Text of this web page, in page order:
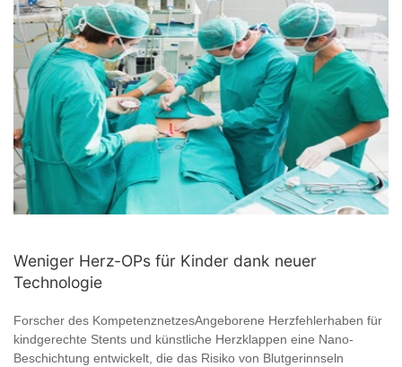
Weniger Herz-OPs für Kinder dank neuer
Technologie
Forscher des KompetenznetzesAngeborene Herzfehlerhaben für
kindgerechte Stents und künstliche Herzklappen eine Nano-
Beschichtung entwickelt, die das Risiko von Blutgerinnseln